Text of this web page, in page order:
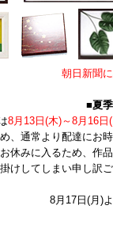
朝日新聞
■夏
8月13日(木)～8月16日
、通常より配達にお
休みに入るため、作
けしてしまい申し訳
8月17日(月)